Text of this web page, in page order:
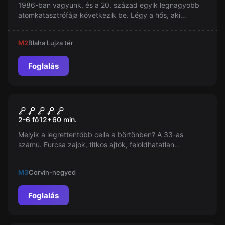
1986-ban vagyunk, és a 20. század egyik legnagyobb
atomkatasztrófája következik be. Légy a hős, aki
M2Blaha Lujza tér
Foglalás
Börtön
2-6 fő12+60 min.
Melyik a legrettentőbb cella a börtönben? A 33-as
számú. Furcsa zajok, titkos ajtók, feloldhatatlan
szabadulj!
M3Corvin-negyed
Foglalás